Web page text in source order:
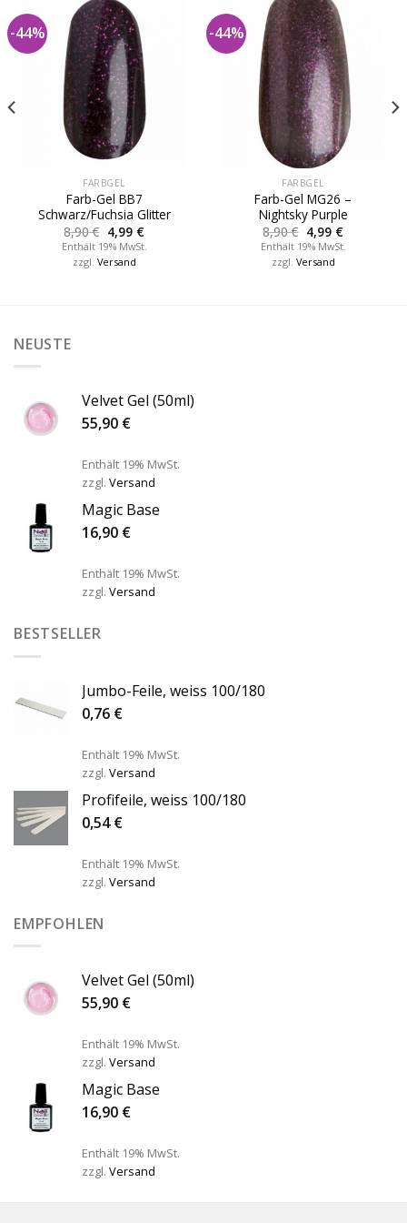
-44%
FARBGEL
Farb-Gel BB7
Schwarz/Fuchsia Glitter
8,90€ 4,99 €
Enthält 19% MwSt.
zzgl. Versand
-44%
FARBGEL
Farb-Gel MG26 –
Nightsky Purple
8,90€ 4,99 €
Enthält 19% MwSt.
zzgl. Versand
NEUSTE
Velvet Gel (50ml)
55,90 €
Enthält 19% MwSt.
zzgl. Versand
Magic Base
16,90 €
Enthält 19% MwSt.
zzgl. Versand
BESTSELLER
Jumbo-Feile, weiss 100/180
0,76 €
Enthält 19% MwSt.
zzgl. Versand
Profifeile, weiss 100/180
0,54€
Enthält 19% MwSt.
zzgl. Versand
EMPFOHLEN
Velvet Gel (50ml)
55,90 €
Enthält 19% MwSt.
zzgl. Versand
Magic Base
16,90 €
Enthält 19% MwSt.
zzgl. Versand